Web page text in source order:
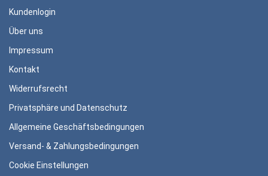
Kundenlogin
Über uns
Impressum
Kontakt
Widerrufsrecht
Privatsphäre und Datenschutz
Allgemeine Geschäftsbedingungen
Versand- & Zahlungsbedingungen
Cookie Einstellungen